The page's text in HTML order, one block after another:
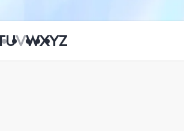
UVWXYZ